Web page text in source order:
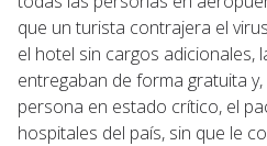
que un turista contrajera el
el hotel sin cargos adicionales,
entregaban de forma gratuita
persona en estado crítico, el
hospitales del país, sin que le